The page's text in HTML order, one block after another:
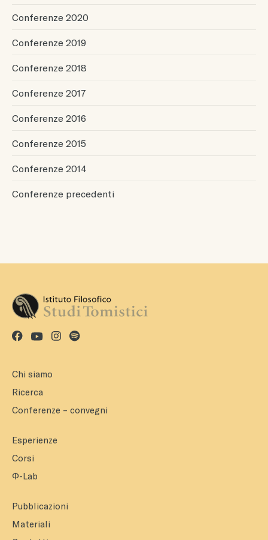
Conferenze 2020
Conferenze 2019
Conferenze 2018
Conferenze 2017
Conferenze 2016
Conferenze 2015
Conferenze 2014
Conferenze precedenti
Chi siamo
Ricerca
Conferenze – convegni
Esperienze
Corsi
Φ-Lab
Pubblicazioni
Materiali